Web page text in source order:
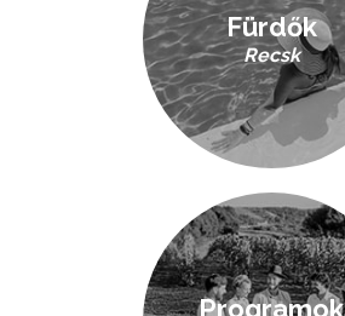
Fürdők
Recsk
Programok